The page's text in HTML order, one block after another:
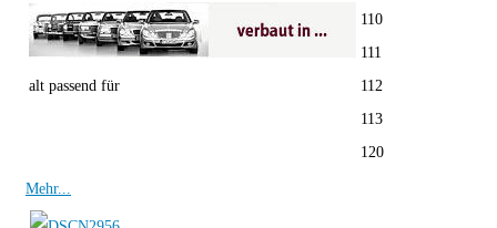
alt passend für
110
111
112
113
120
Mehr...